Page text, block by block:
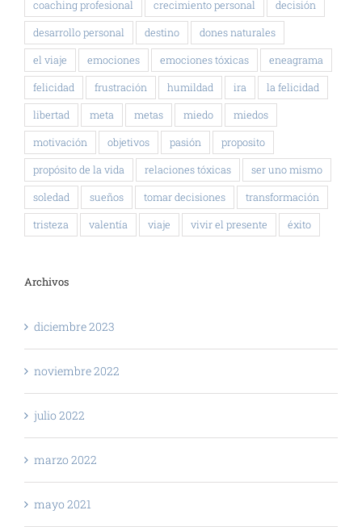
coaching profesional crecimiento personal decisión
desarrollo personal destino dones naturales
el viaje emociones emociones tóxicas eneagrama
felicidad frustración humildad ira la felicidad
libertad meta metas miedo miedos
motivación objetivos pasión proposito
propósito de la vida relaciones tóxicas ser uno mismo
soledad sueños tomar decisiones transformación
tristeza valentía viaje vivir el presente éxito
Archivos
diciembre 2023
noviembre 2022
julio 2022
marzo 2022
mayo 2021